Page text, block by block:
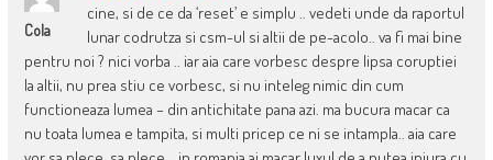
Cola
cine, si de ce da ‘reset’ e simplu .. vedeti unde da raportul
lunar codrutza si csm-ul si altii de pe-acolo.. va fi mai bine
pentru noi ? nici vorba .. iar aia care vorbesc despre lipsa coruptiei
la altii, nu prea stiu ce vorbesc, si nu inteleg nimic din cum
functioneaza lumea – din antichitate pana azi. ma bucura macar ca
nu toata lumea e tampita, si multi pricep ce ni se intampla.. aia care